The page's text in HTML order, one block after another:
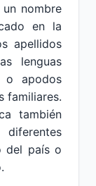
nombre
en la
apellidos
lenguas
o apodos
familiares.
también
del país o